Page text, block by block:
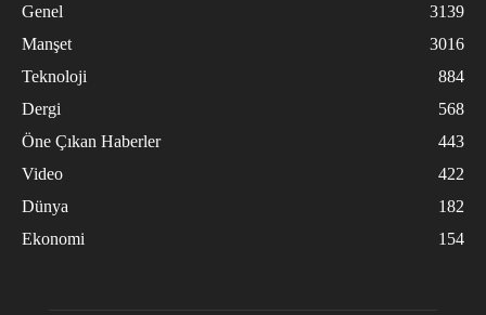
Genel
3139
Manşet
3016
Teknoloji
884
Dergi
568
Öne Çıkan Haberler
443
Video
422
Dünya
182
Ekonomi
154